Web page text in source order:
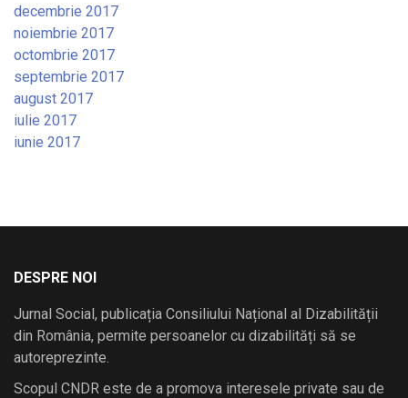
decembrie 2017
noiembrie 2017
octombrie 2017
septembrie 2017
august 2017
iulie 2017
iunie 2017
DESPRE NOI
Jurnal Social, publicația Consiliului Național al Dizabilității
din România, permite persoanelor cu dizabilități să se
autoreprezinte.
Scopul CNDR este de a promova interesele private sau de